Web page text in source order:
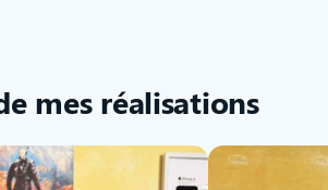
mes réalisations